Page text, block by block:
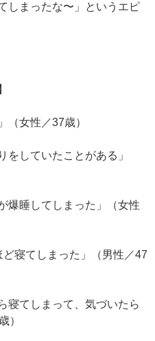
しまったな〜」というエピ
（女性／37歳）
をしていたことがある」
爆睡してしまった」（女性
ど寝てしまった」（男性／47
寝てしまって、気づいたら
）